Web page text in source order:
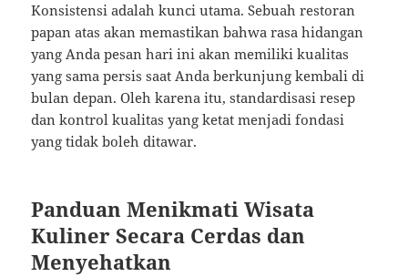
Konsistensi adalah kunci utama. Sebuah restoran
papan atas akan memastikan bahwa rasa hidangan
yang Anda pesan hari ini akan memiliki kualitas
yang sama persis saat Anda berkunjung kembali di
bulan depan. Oleh karena itu, standardisasi resep
dan kontrol kualitas yang ketat menjadi fondasi
yang tidak boleh ditawar.
Panduan Menikmati Wisata
Kuliner Secara Cerdas dan
Menyehatkan